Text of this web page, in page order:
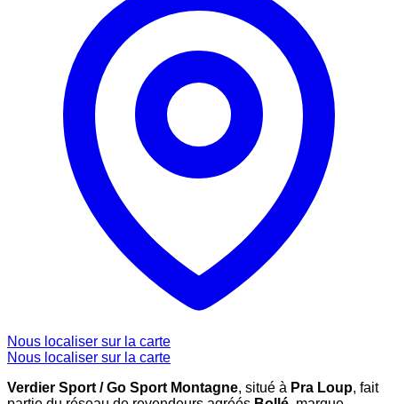
Nous localiser sur la carte
Nous localiser sur la carte
Verdier Sport / Go Sport Montagne, situé à Pra Loup, fait